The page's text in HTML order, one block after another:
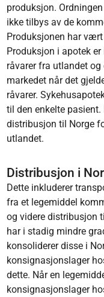
produksjon.
ikke tilbys av de
Produksjonen har
Produksjon i apotek
råvarer fra utlandet
markedet når det
råvarer.
til den enkelte
distribusjon til Norge
utlandet.
Distribusjon i
Dette inkluderer
fra et legemiddel
og videre distribusjon
har i stadig mindre
konsoliderer disse i
konsignasjonslager
dette. Når en
konsignasjonslager